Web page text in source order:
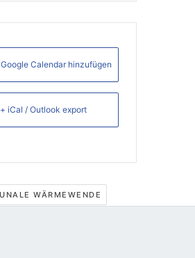
Calendar hinzufügen
+ iCal / Outlook export
WÄRMEWENDE